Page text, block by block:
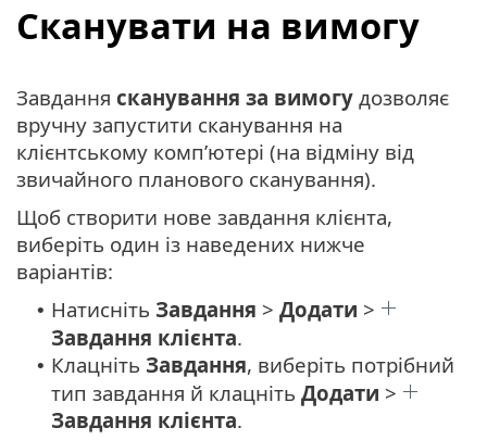
Сканувати на вимогу
Завдання сканування за вимогу дозволяє
вручну запустити сканування на
клієнтському комп’ютері (на відміну від
звичайного планового сканування).
Щоб створити нове завдання клієнта,
виберіть один із наведених нижче
варіантів:
• Натисніть Завдання > Додати >
Завдання клієнта.
• Клацніть Завдання, виберіть потрібний
тип завдання й клацніть Додати >
Завдання клієнта.